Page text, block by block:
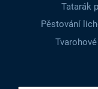
Tatarák
Pěstování